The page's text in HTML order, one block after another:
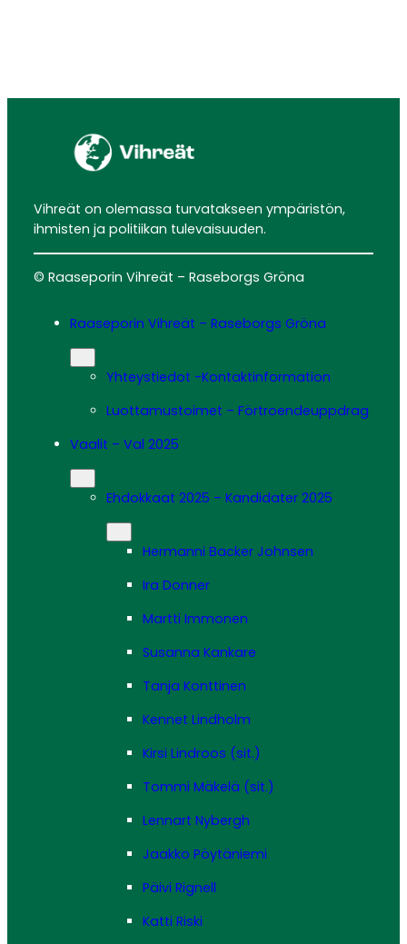
Vihreät on olemassa turvatakseen ympäristön,
ihmisten ja politiikan tulevaisuuden.
© Raaseporin Vihreät – Raseborgs Gröna
Raaseporin Vihreät – Raseborgs Gröna
Yhteystiedot -Kontaktinformation
Luottamustoimet – Förtroendeuppdrag
Vaalit – Val 2025
Ehdokkaat 2025 – Kandidater 2025
Hermanni Backer Johnsen
Ira Donner
Martti Immonen
Susanna Kankare
Tanja Konttinen
Kennet Lindholm
Kirsi Lindroos (sit.)
Tommi Mäkelä (sit.)
Lennart Nybergh
Jaakko Pöytäniemi
Päivi Rignell
Katti Riski